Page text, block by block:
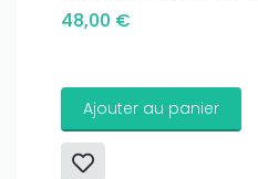
48,00 €
Ajouter au panier